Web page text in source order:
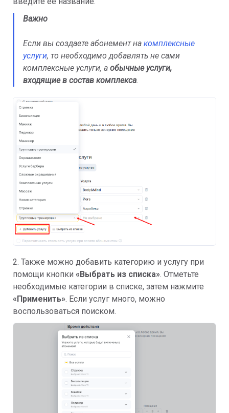
Важно
Если вы создаете абонемент на комплексные
услуги, то необходимо добавлять не сами
комплексные услуги, а обычные услуги,
входящие в состав комплекса.
2. Также можно добавить категорию и услугу при
помощи кнопки «Выбрать из списка». Отметьте
необходимые категории в списке, затем нажмите
«Применить». Если услуг много, можно
воспользоваться поиском.